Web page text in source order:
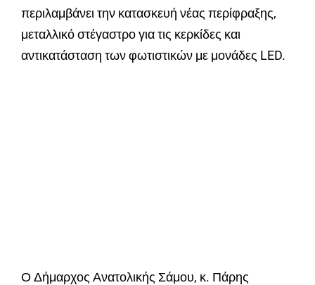
περιλαμβάνει την κατασκευή νέας περίφραξης,
μεταλλικό στέγαστρο για τις κερκίδες και
αντικατάσταση των φωτιστικών με μονάδες LED.
Ο Δήμαρχος Ανατολικής Σάμου, κ. Πάρης